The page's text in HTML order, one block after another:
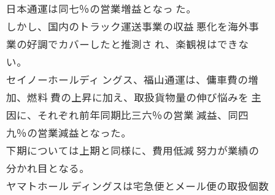
日本通運は同七％の営業増益となっ た。
しかし、国内のトラック運送事業の収益 悪化を海外事
業の好調でカバーしたと推測さ れ、楽観視はできな
い。
セイノーホールディ ングス、福山通運は、傭車費の増
加、燃料 費の上昇に加え、取扱貨物量の伸び悩みを 主
因に、それぞれ前年同期比三六％の営業 減益、同四
九％の営業減益となった。
下期については上期と同様に、費用低減 努力が業績の
分かれ目となる。
ヤマトホール ディングスは宅急便とメール便の取扱個数